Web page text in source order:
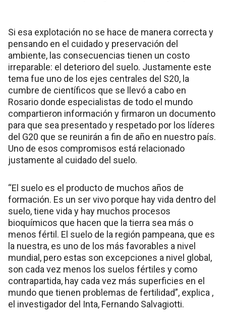
Si esa explotación no se hace de manera correcta y
pensando en el cuidado y preservación del
ambiente, las consecuencias tienen un costo
irreparable: el deterioro del suelo. Justamente este
tema fue uno de los ejes centrales del S20, la
cumbre de científicos que se llevó a cabo en
Rosario donde especialistas de todo el mundo
compartieron información y firmaron un documento
para que sea presentado y respetado por los líderes
del G20 que se reunirán a fin de año en nuestro país.
Uno de esos compromisos está relacionado
justamente al cuidado del suelo.
“El suelo es el producto de muchos años de
formación. Es un ser vivo porque hay vida dentro del
suelo, tiene vida y hay muchos procesos
bioquímicos que hacen que la tierra sea más o
menos fértil. El suelo de la región pampeana, que es
la nuestra, es uno de los más favorables a nivel
mundial, pero estas son excepciones a nivel global,
son cada vez menos los suelos fértiles y como
contrapartida, hay cada vez más superficies en el
mundo que tienen problemas de fertilidad”, explica ,
el investigador del Inta, Fernando Salvagiotti.